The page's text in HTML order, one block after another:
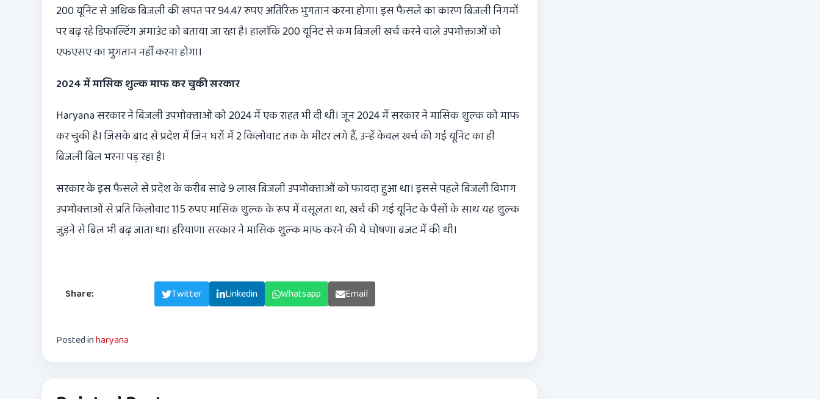
200 यूनिट से अधिक बिजली की खपत पर 94.47 रुपए अतिरिक्त भुगतान करना होगा। इस फैसले का कारण बिजली निगमों
पर बढ़ रहे डिफाल्टिंग अमाउंट को बताया जा रहा है। हालांकि 200 यूनिट से कम बिजली खर्च करने वाले उपभोक्ताओं को
एफएसए का भुगतान नहीं करना होगा।
2024 में मासिक शुल्क माफ कर चुकी सरकार
Haryana सरकार ने बिजली उपभोक्‍ताओं को 2024 में एक राहत भी दी थी। जून 2024 में सरकार ने मासिक शुल्‍क को माफ
कर चुकी है। जिसके बाद से प्रदेश में जिन घरों में 2 किलोवाट तक के मीटर लगे हैं, उन्‍हें केवल खर्च की गई यूनिट का ही
बिजली बिल भरना पड़ रहा है।
सरकार के इस फैसले से प्रदेश के करीब साढे 9 लाख बिजली उपभोक्‍ताओं को फायदा हुआ था। इससे पहले बिजली विभाग
उपभोक्‍ताओं से प्रति किलोवाट 115 रुपए मासिक शुल्‍क के रूप में वसूलता था, खर्च की गई यूनिट के पैसों के साथ यह शुल्‍क
जुड़ने से बिल भी बढ़ जाता था। हरियाणा सरकार ने मासिक शुल्‍क माफ करने की ये घोषणा बजट में की थी।
Share: Twitter Linkedin Whatsapp Email
Posted inharyana